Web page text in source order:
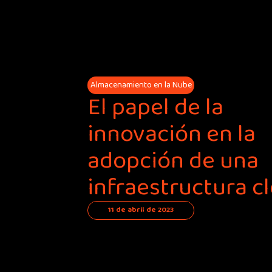
Almacenamiento en la Nube
El papel de la
innovación en la
adopción de una
infraestructura
11 de abril de 2023